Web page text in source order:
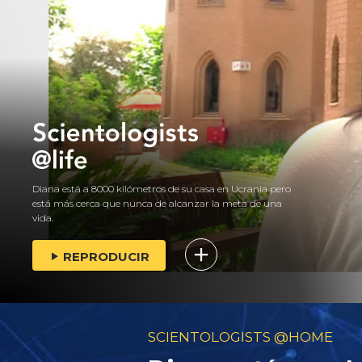
Diana está a 8000 kilómetros de su casa en Ucrania pero
está más cerca que nunca de alcanzar la meta de una
vida.
REPRODUCIR
SCIENTOLOGISTS @HOME